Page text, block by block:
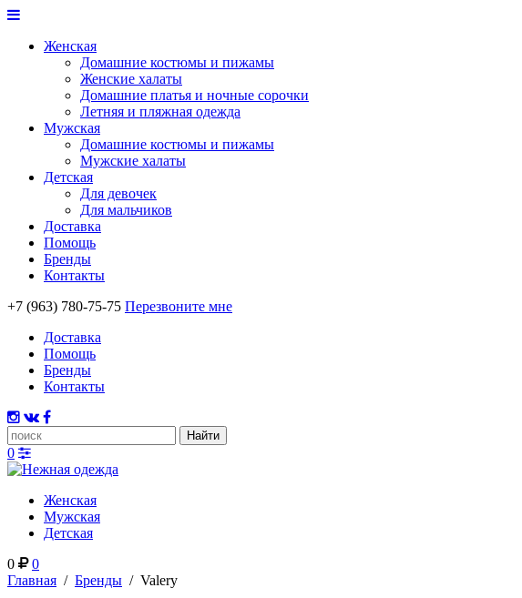
Женская
Домашние костюмы и пижамы
Женские халаты
Домашние платья и ночные сорочки
Летняя и пляжная одежда
Мужская
Домашние костюмы и пижамы
Мужские халаты
Детская
Для девочек
Для мальчиков
Доставка
Помощь
Бренды
Контакты
+7 (963) 780-75-75 Перезвоните мне
Доставка
Помощь
Бренды
Контакты
0
Женская
Мужская
Детская
0
0
Главная / Бренды / Valery